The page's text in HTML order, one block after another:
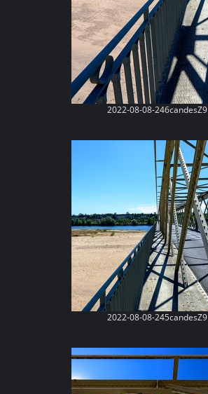
2022-08-08-246candesZ9
2022-08-08-245candesZ9